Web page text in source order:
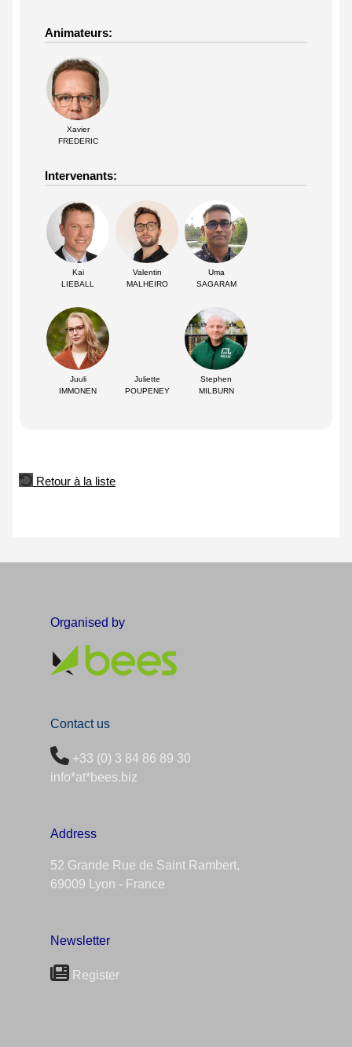
Animateurs:
Xavier
FREDERIC
Intervenants:
Kai
LIEBALL
Valentin
MALHEIRO
Uma
SAGARAM
Juuli
IMMONEN
Juliette
POUPENEY
Stephen
MILBURN
Retour à la liste
Organised by
Contact us
+33 (0) 3 84 86 89 30
info*at*bees.biz
Address
52 Grande Rue de Saint Rambert,
69009 Lyon - France
Newsletter
Register